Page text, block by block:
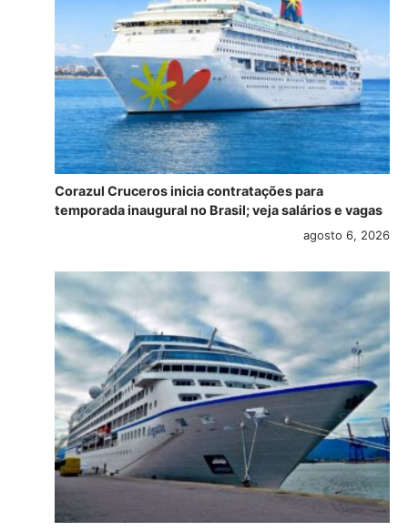
Corazul Cruceros inicia contratações para
temporada inaugural no Brasil; veja salários e vagas
agosto 6, 2026